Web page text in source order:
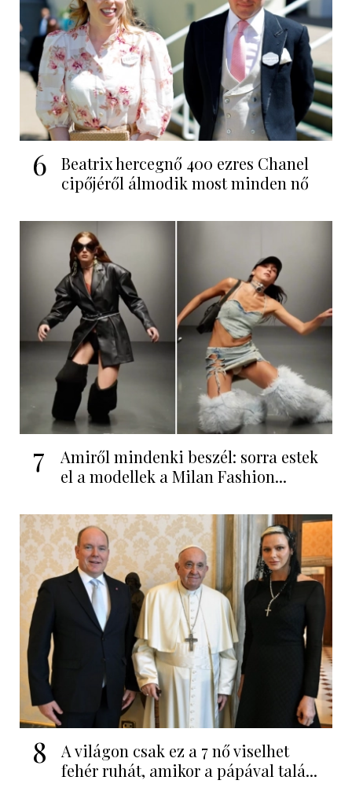
6
Beatrix hercegnő 400 ezres Chanel
cipőjéről álmodik most minden nő
7
Amiről mindenki beszél: sorra estek
el a modellek a Milan Fashion...
8
A világon csak ez a 7 nő viselhet
fehér ruhát, amikor a pápával talá...